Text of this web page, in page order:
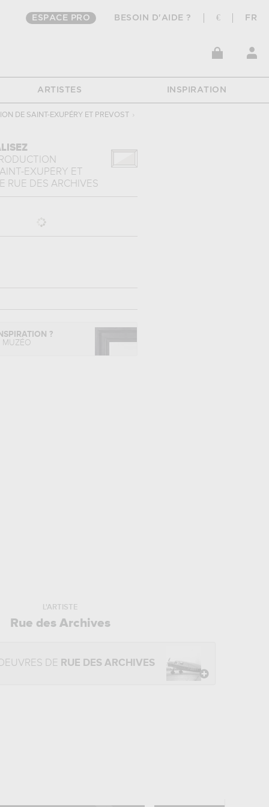
ESPACE PRO BESOIN D'AIDE ? € FR
ARTISTES INSPIRATION
DE SAINT-EXUPÉRY ET PREVOST ›
EXUPÉRY ET
RUE DES ARCHIVES
?
MUZÉO
L'ARTISTE
Rue des Archives
DE RUE DES ARCHIVES